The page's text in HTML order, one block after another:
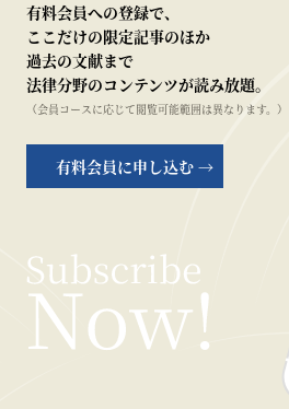
有料会員への登録で、
ここだけの限定記事のほか
過去の文献まで
法律分野のコンテンツが読み放題。
（会員コースに応じて閲覧可能範囲は異なります。）
有料会員に申し込む →